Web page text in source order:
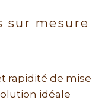
sur mesure
rapidité de mise
idéale